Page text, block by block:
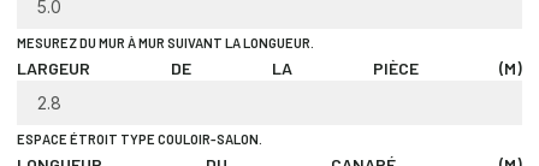
MESUREZ DU MUR À MUR SUIVANT LA LONGUEUR.
LARGEUR DE LA PIÈCE (M)
ESPACE ÉTROIT TYPE COULOIR-SALON.